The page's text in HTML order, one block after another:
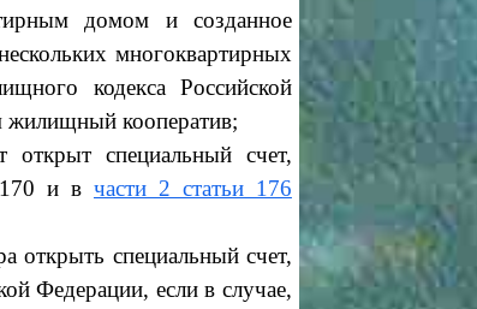
домом и созданное
многоквартирных
кодекса Российской
кооператив;
открыт специальный счет,
170 и в части 2 статьи 176
открыть специальный счет,
Федерации, если в случае,